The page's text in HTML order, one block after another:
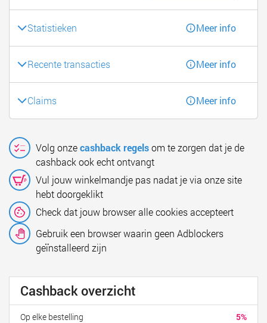
Statistieken Meer info
Recente transacties Meer info
Claims Meer info
Volg onzecashback regelsom te zorgen dat je de
cashback ook echt ontvangt
Vul jouw winkelmandje pas nadat je via onze site
hebt doorgeklikt
Check dat jouw browser alle cookies accepteert
Gebruik een browser waarin geen Adblockers
geïnstalleerd zijn
Cashback overzicht
5%
Op elke bestelling